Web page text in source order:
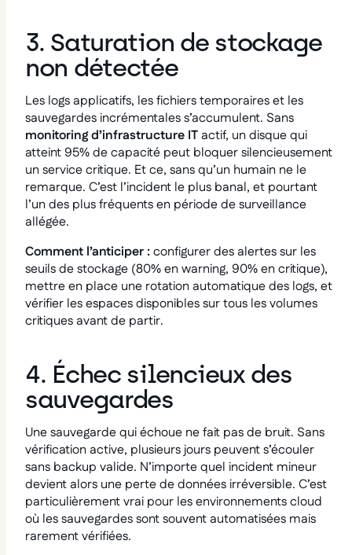
3. Saturation de stockage
non détectée
Les logs applicatifs, les fichiers temporaires et les
sauvegardes incrémentales s’accumulent. Sans
monitoring d’infrastructure ITactif, un disque qui
atteint 95% de capacité peut bloquer silencieusement
un service critique. Et ce, sans qu’un humain ne le
remarque. C’est l’incident le plus banal, et pourtant
l’un des plus fréquents en période de surveillance
allégée.
Comment l’anticiper :configurer des alertes sur les
seuils de stockage (80% en warning, 90% en critique),
mettre en place une rotation automatique des logs, et
vérifier les espaces disponibles sur tous les volumes
critiques avant de partir.
4. Échec silencieux des
sauvegardes
Une sauvegarde qui échoue ne fait pas de bruit. Sans
vérification active, plusieurs jours peuvent s’écouler
sans backup valide. N’importe quel incident mineur
devient alors une perte de données irréversible. C’est
particulièrement vrai pour les environnements cloud
où les sauvegardes sont souvent automatisées mais
rarement vérifiées.